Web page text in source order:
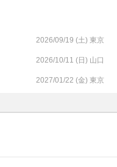
2026/09/19 (土) 東京
2026/10/11 ( 日 ) 山口
2027/01/22 (金) 東京